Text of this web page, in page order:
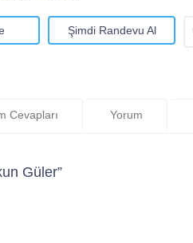
Şimdi Randevu Al
Cevapları Yorum
Güler”